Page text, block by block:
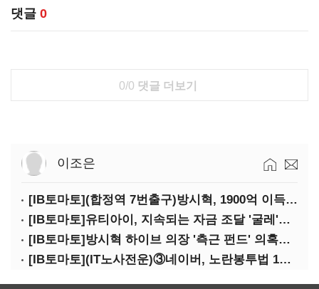
댓글 0
0/0 댓글 더보기
이조은
[IB토마토](합정역 7번출구)방시혁, 1900억 이득 논란…하이브 상장 진실은?
[IB토마토]유티아이, 지속되는 자금 조달 '굴레'…부채 리스크 고조
[IB토마토]방시혁 하이브 의장 '측근 펀드' 의혹…실상은 해외 투자 무산
[IB토마토](IT노사전운)③네이버, 노란봉투법 1호 되나…관건은 '진짜 주인'